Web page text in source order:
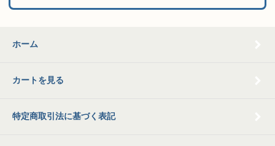
ホーム
カートを見る
特定商取引法に基づく表記